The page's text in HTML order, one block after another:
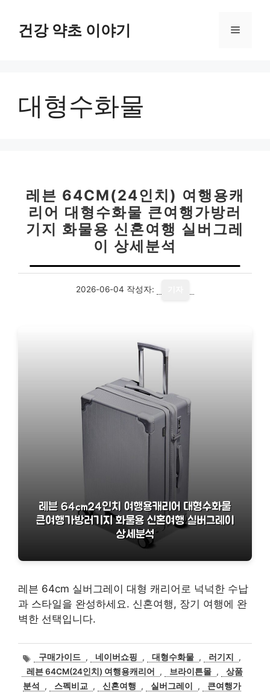
건강 약초 이야기 메
대형수화물
레븐 64CM(24인치) 여행용캐
리어 대형수화물 큰여행가방러
기지 화물용 신혼여행 실버그레
이 상세분석
2026-06-04 작성자:
레븐 64cm 실버그레이 대형 캐리어로 넉넉한 수납
과 스타일을 완성하세요. 신혼여행, 장기 여행에 완
벽한 선택입니다.
태
그
구매가이드 , 네이버쇼핑 , 대형수화물 , 러기지
,
레븐 64CM(24인치) 여행용캐리어
, 브라이튼몰 ,
상품
분석
, 스펙비교 , 신혼여행 , 실버그레이 ,
큰여행가